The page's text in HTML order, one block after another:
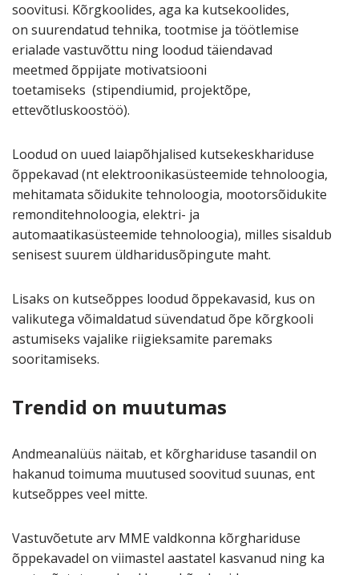
soovitusi. Kõrgkoolides, aga ka kutsekoolides,
on suurendatud tehnika, tootmise ja töötlemise
erialade vastuvõttu ning loodud täiendavad
meetmed õppijate motivatsiooni
toetamiseks (stipendiumid, projektõpe,
ettevõtluskoostöö).
Loodud on uued laiapõhjalised kutsekeskhariduse
õppekavad (nt elektroonikasüsteemide tehnoloogia,
mehitamata sõidukite tehnoloogia, mootorsõidukite
remonditehnoloogia, elektri- ja
automaatikasüsteemide tehnoloogia), milles sisaldub
senisest suurem üldharidusõpingute maht.
Lisaks on kutseõppes loodud õppekavasid, kus on
valikutega võimaldatud süvendatud õpe kõrgkooli
astumiseks vajalike riigieksamite paremaks
sooritamiseks.
Trendid on muutumas
Andmeanalüüs näitab, et kõrghariduse tasandil on
hakanud toimuma muutused soovitud suunas, ent
kutseõppes veel mitte.
Vastuvõetute arv MME valdkonna kõrghariduse
õppekavadel on viimastel aastatel kasvanud ning ka